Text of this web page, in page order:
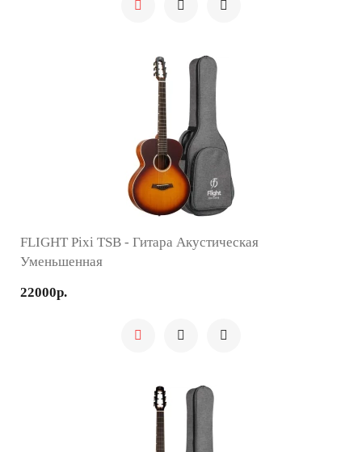
FLIGHT Pixi TSB - Гитара Акустическая
Уменьшенная
22000р.